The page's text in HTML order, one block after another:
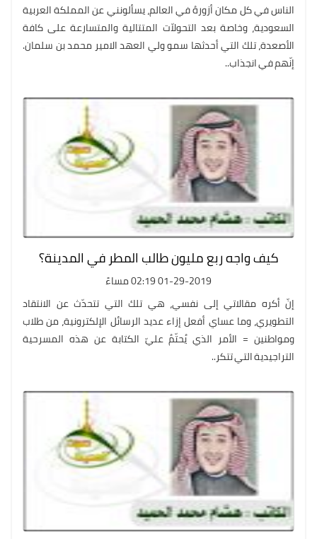
الناس في كل مكان أزورهُ في العالم، يسألونني عن المملكة العربية
السعودية، وخاصة بعد التحولاّت المتتالية والمتسارعة على كافة
الأصعدة، تلك التي أحدثها سمو ولي العهد الامير محمد بن سلمان.
إنّهم في انجذاب..
كيف واجه ربع مليون طالب المطر في المدينة؟
01-29-2019 02:19 مساءً
إنّ أكره مقالاتي إلى نفسي، هي تلك التي تتحدّث عن الانتقاد
التطويري، وما عساي أفعل إزاء عديد الرسائل الإلكترونية، من طلاب
ومواطنين = الأمر الذي يُحتّمُ عليّ الكتابة عن هذه المسرحية
التراجيدية التي تتكر..